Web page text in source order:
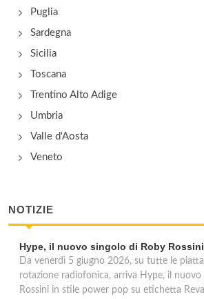
Puglia
Sardegna
Sicilia
Toscana
Trentino Alto Adige
Umbria
Valle d'Aosta
Veneto
NOTIZIE
Hype, il nuovo singolo di Roby Rossini
Da venerdì 5 giugno 2026, su tutte le
rotazione radiofonica, arriva Hype, il
Rossini in stile power pop su etichetta